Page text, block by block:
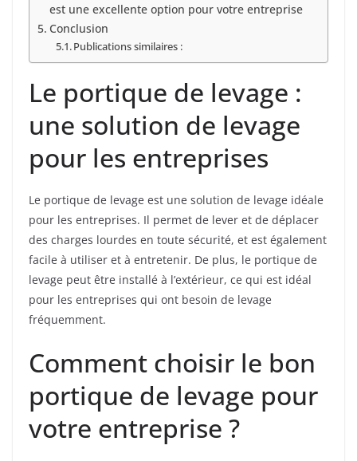
est une excellente option pour votre entreprise
Conclusion
Publications similaires :
Le portique de levage :
une solution de levage
pour les entreprises
Le portique de levage est une solution de levage idéale
pour les entreprises. Il permet de lever et de déplacer
des charges lourdes en toute sécurité, et est également
facile à utiliser et à entretenir. De plus, le portique de
levage peut être installé à l’extérieur, ce qui est idéal
pour les entreprises qui ont besoin de levage
fréquemment.
Comment choisir le bon
portique de levage pour
votre entreprise ?